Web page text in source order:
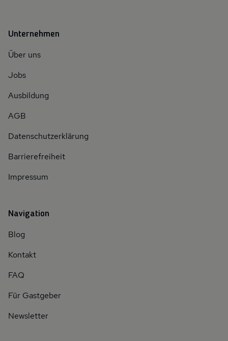
Unternehmen
Über uns
Jobs
Ausbildung
AGB
Datenschutzerklärung
Barrierefreiheit
Impressum
Navigation
Blog
Kontakt
FAQ
Für Gastgeber
Newsletter